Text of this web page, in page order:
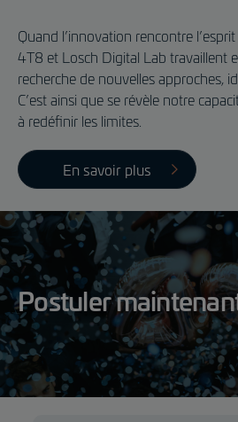
Quand l’innovation rencontre
4T8 et Losch Digital Lab travaillent
recherche de nouvelles approches,
C’est ainsi que se révèle notre
à redéfinir les limites.
En savoir plus
Postuler